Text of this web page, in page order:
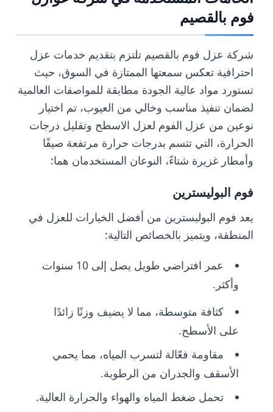
فوم بالقصيم
شركة عزل فوم بالقصيم تلتزم بتقديم خدمات عزل
احترافية تعكس سمعتها الممتازة في السوق، حيث
تستورد مواد عالية الجودة مطابقة للمواصفات العالمية
لضمان تنفيذ مناسب وخالي من العيوب، تم اختيار
نوعين من عزل الفوم لعزل الاسطح وتقليل درجات
الحرارة، التي تتسم بدرجات حرارة مرتفعة صيفًا
وأمطار غزيرة شتاءً، النوعان المستخدمان هما:
فوم البوليسترين
يعد فوم البوليسترين من أفضل الخيارات للعزل في
المنطقة، ويتميز بالخصائص التالية:
عمر افتراضي طويل يصل إلى 10 سنوات
وأكثر.
كثافة متوسطة، مما لا يضيف وزنًا زائدًا
على الأسطح.
مقاومة فعّالة لتسرب المياه، مما يحمي
الأسقف والجدران من الرطوبة.
تحمل ضغط المياه والهواء والحرارة العالية.